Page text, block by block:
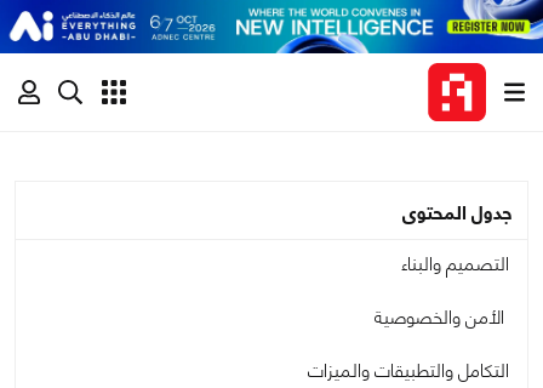
جدول المحتوى
التصميم والبناء
الأمن والخصوصية
التكامل والتطبيقات والميزات